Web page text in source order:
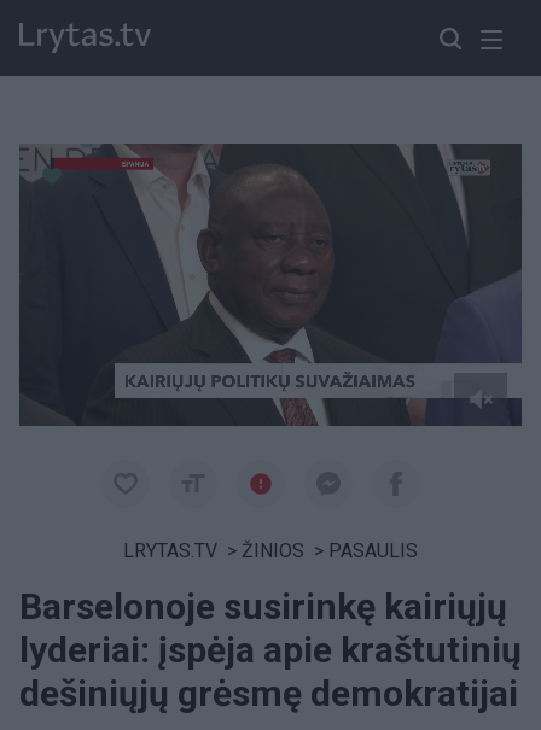
Paremkite Ukrainą
LRYTAS.TV > ŽINIOS > PASAULIS
Barselonoje susirinkę kairiųjų
lyderiai: įspėja apie kraštutinių
dešiniųjų grėsmę demokratijai